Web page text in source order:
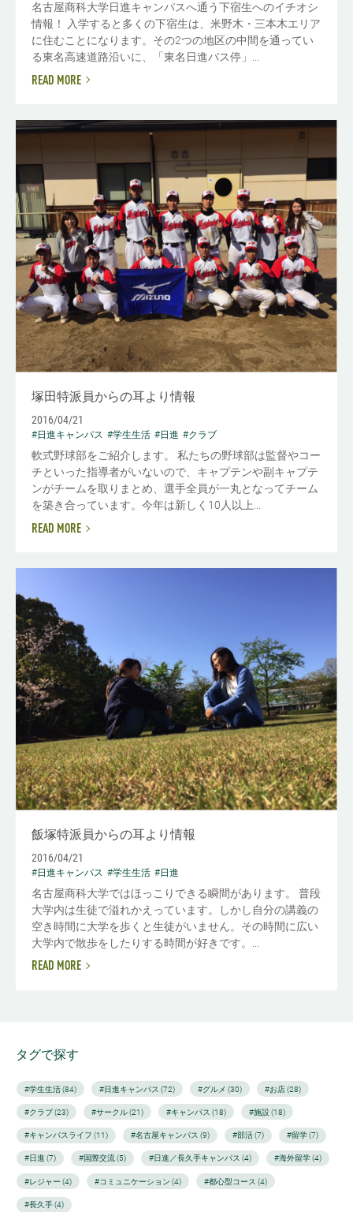
名古屋商科大学日進キャンパスへ通う下宿生へのイチオシ
情報！ 入学すると多くの下宿生は、米野木・三本木エリア
に住むことになります。その2つの地区の中間を通ってい
る東名高速道路沿いに、「東名日進バス停」...
READ MORE
塚田特派員からの耳より情報
2016/04/21
#日進キャンパス #学生生活 #日進 #クラブ
軟式野球部をご紹介します。 私たちの野球部は監督やコー
チといった指導者がいないので、キャプテンや副キャプテ
ンがチームを取りまとめ、選手全員が一丸となってチーム
を築き合っています。今年は新しく10人以上...
READ MORE
飯塚特派員からの耳より情報
2016/04/21
#日進キャンパス #学生生活 #日進
名古屋商科大学ではほっこりできる瞬間があります。 普段
大学内は生徒で溢れかえっています。しかし自分の講義の
空き時間に大学を歩くと生徒がいません。その時間に広い
大学内で散歩をしたりする時間が好きです。...
READ MORE
タグで探す
#学生生活 (84) #日進キャンパス (72) #グルメ (30) #お店 (28)
#クラブ (23) #サークル (21) #キャンパス (18) #施設 (18)
#キャンパスライフ (11) #名古屋キャンパス (9) #部活 (7) #留学 (7)
#日進 (7) #国際交流 (5) #日進／長久手キャンパス (4) #海外留学 (4)
#レジャー (4) #コミュニケーション (4) #都心型コース (4)
#長久手 (4)